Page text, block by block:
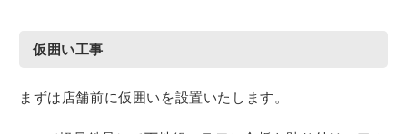
仮囲い工事
まずは店舗前に仮囲いを設置いたします。